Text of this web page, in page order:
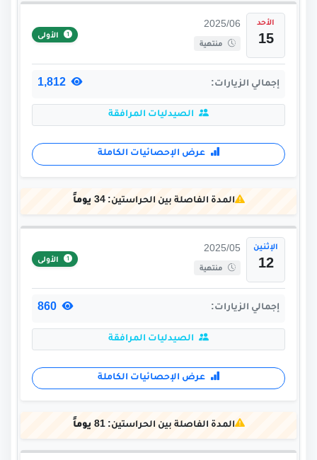
الأحد
15
2025/06
منتهية
الأولى
إجمالي الزيارات:
الصيدليات المرافقة
عرض الإحصائيات الكاملة
المدة الفاصلة بين الحراستين:34 يوماً
الإثنين
12
2025/05
منتهية
الأولى
إجمالي الزيارات:
الصيدليات المرافقة
عرض الإحصائيات الكاملة
المدة الفاصلة بين الحراستين:81 يوماً